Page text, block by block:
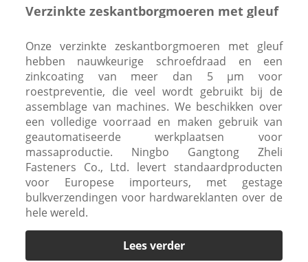
Verzinkte zeskantborgmoeren met gleuf
Onze verzinkte zeskantborgmoeren met gleuf
hebben nauwkeurige schroefdraad en een
zinkcoating van meer dan 5 μm voor
roestpreventie, die veel wordt gebruikt bij de
assemblage van machines. We beschikken over
een volledige voorraad en maken gebruik van
geautomatiseerde werkplaatsen voor
massaproductie. Ningbo Gangtong Zheli
Fasteners Co., Ltd. levert standaardproducten
voor Europese importeurs, met gestage
bulkverzendingen voor hardwareklanten over de
hele wereld.
Lees verder